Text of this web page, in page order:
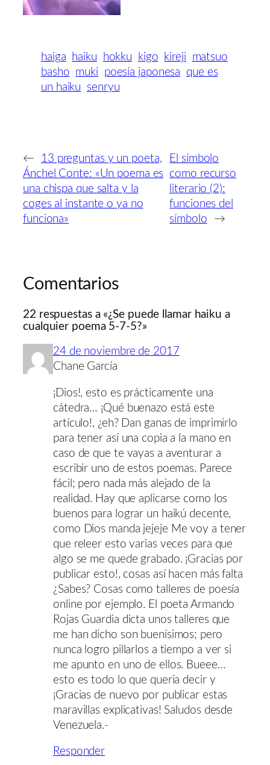
haiga haiku hokku kigo kireji
matsuo
basho muki poesía japonesa
que es
un haiku
senryu
←
13 preguntas y un poeta,
Ánchel Conte: «Un poema es
una chispa que salta y la
coges al instante o ya no
funciona»
El símbolo
como recurso
literario (2):
funciones del
símbolo
→
Comentarios
22 respuestas a «¿Se puede llamar haiku a
cualquier poema 5-7-5?»
24 de noviembre de 2017
Chane García
¡Dios!, esto es prácticamente una
cátedra… ¡Qué buenazo está este
artículo!, ¿eh? Dan ganas de imprimirlo
para tener así una copia a la mano en
caso de que te vayas a aventurar a
escribir uno de estos poemas. Parece
fácil; pero nada más alejado de la
realidad. Hay que aplicarse como los
buenos para lograr un haikú decente,
como Dios manda jejeje Me voy a tener
que releer esto varias veces para que
algo se me quede grabado. ¡Gracias por
publicar esto!, cosas así hacen más falta
¿Sabes? Cosas como talleres de poesía
online por ejemplo. El poeta Armando
Rojas Guardia dicta unos talleres que
me han dicho son buenísimos; pero
nunca logro pillarlos a tiempo a ver si
me apunto en uno de ellos. Bueee…
esto es todo lo que queria decir y
¡Gracias de nuevo por publicar estas
maravillas explicativas! Saludos desde
Venezuela.-
Responder